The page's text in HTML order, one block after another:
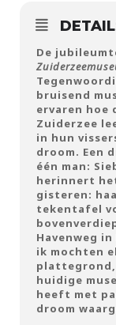
De
bruisend
ervaren hoe
Zuiderzee
in hun
droom. Een
één man:
herinnert
gisteren:
tekentafel
Havenweg
ik mochten
plattegrond,
huidige
heeft met
droom